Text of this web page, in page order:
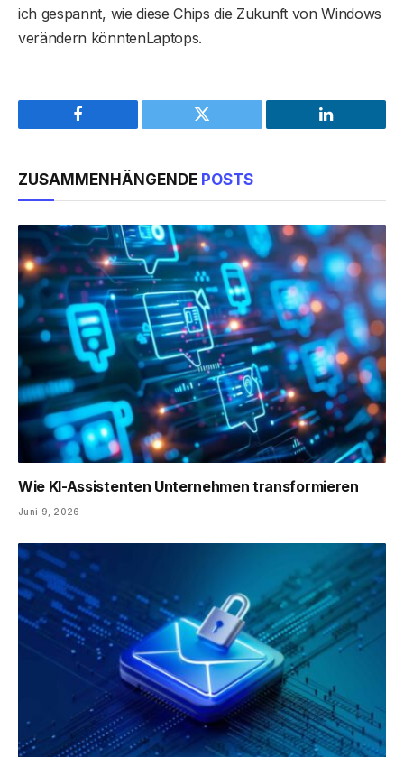
ich gespannt, wie diese Chips die Zukunft von Windows
verändern könntenLaptops.
Facebook Twitter LinkedIn
ZUSAMMENHÄNGENDE POSTS
Wie KI-Assistenten Unternehmen transformieren
Juni 9, 2026